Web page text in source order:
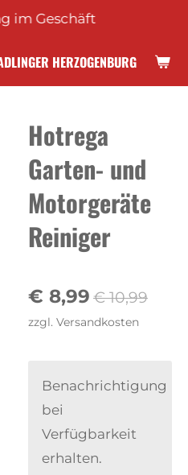
HERZOGENBURG
im Geschäft
Hotrega
Garten- und
Motorgeräte
Reiniger
€ 8,99 € 10,99
zzgl. Versandkosten
Benachrichtigung
bei
Verfügbarkeit
erhalten.